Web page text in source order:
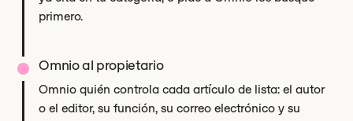
primero.
Omnio al propietario
Omnio quién controla cada artículo de lista: el autor
o el editor, su función, su correo electrónico y su